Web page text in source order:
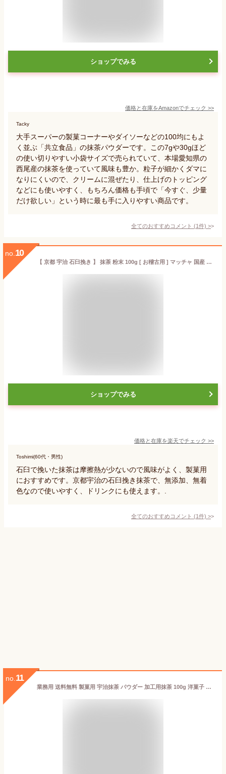
ショップでみる
価格と在庫をAmazonでチェック >>
Tacky
大手スーパーの製菓コーナーやダイソーなどの100均にもよ
く並ぶ「共立食品」の抹茶パウダーです。この7gや30gほど
の使い切りやすい小袋サイズで売られていて、本場愛知県の
西尾産の抹茶を使っていて風味も豊か。粒子が細かくダマに
なりにくいので、クリームに混ぜたり、仕上げのトッピング
などにも使いやすく、もちろん価格も手頃で「今すぐ、少量
だけ欲しい」という時に最も手に入りやすい商品です。
全てのおすすめコメント (1件) >
no. 10
【 京都 宇治 石臼挽き 】 抹茶 粉末 100g [ お稽古用 ] マッチャ 国産 料理用 製菓用 食品加工用 業務用 お菓子 作りにも！
ショップでみる
価格と在庫を楽天でチェック >>
Toshimi(60代・男性)
石臼で挽いた抹茶は摩擦熱が少ないので風味がよく、製菓用
におすすめです。京都宇治の石臼挽き抹茶で、無添加、無着
色なので使いやすく、ドリンクにも使えます。.
全てのおすすめコメント (1件) >
no. 11
業務用 送料無料 製菓用 宇治抹茶 パウダー 加工用抹茶 100g 洋菓子 和菓子 お菓子作り お料理 業務用